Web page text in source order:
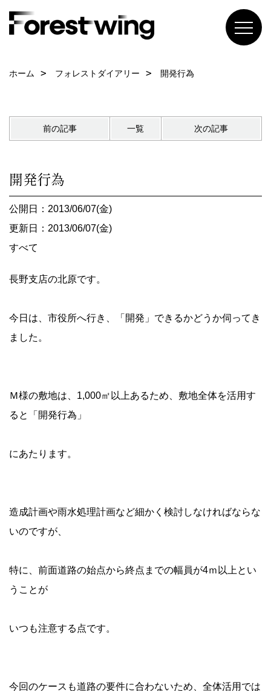
ホーム フォレストダイアリー 開発行為
前の記事 一覧 次の記事
開発行為
公開日：2013/06/07(金)
更新日：2013/06/07(金)
すべて
長野支店の北原です。
今日は、市役所へ行き、「開発」できるかどうか伺ってき
ました。
Ｍ様の敷地は、1,000㎡以上あるため、敷地全体を活用す
ると「開発行為」
にあたります。
造成計画や雨水処理計画など細かく検討しなければならな
いのですが、
特に、前面道路の始点から終点までの幅員が4ｍ以上とい
うことが
いつも注意する点です。
今回のケースも道路の要件に合わないため、全体活用では